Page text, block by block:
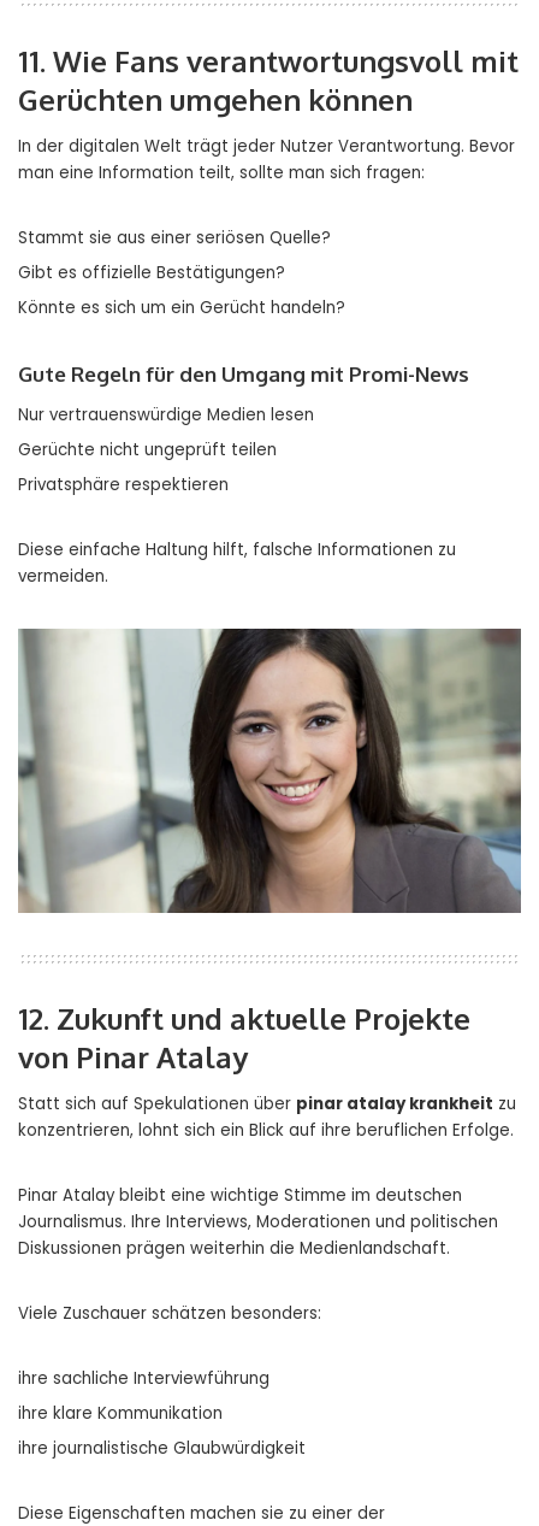
11. Wie Fans verantwortungsvoll mit
Gerüchten umgehen können
In der digitalen Welt trägt jeder Nutzer Verantwortung. Bevor
man eine Information teilt, sollte man sich fragen:
Stammt sie aus einer seriösen Quelle?
Gibt es offizielle Bestätigungen?
Könnte es sich um ein Gerücht handeln?
Gute Regeln für den Umgang mit Promi-News
Nur vertrauenswürdige Medien lesen
Gerüchte nicht ungeprüft teilen
Privatsphäre respektieren
Diese einfache Haltung hilft, falsche Informationen zu
vermeiden.
12. Zukunft und aktuelle Projekte
von Pinar Atalay
Statt sich auf Spekulationen über pinar atalay krankheit zu
konzentrieren, lohnt sich ein Blick auf ihre beruflichen Erfolge.
Pinar Atalay bleibt eine wichtige Stimme im deutschen
Journalismus. Ihre Interviews, Moderationen und politischen
Diskussionen prägen weiterhin die Medienlandschaft.
Viele Zuschauer schätzen besonders:
ihre sachliche Interviewführung
ihre klare Kommunikation
ihre journalistische Glaubwürdigkeit
Diese Eigenschaften machen sie zu einer der